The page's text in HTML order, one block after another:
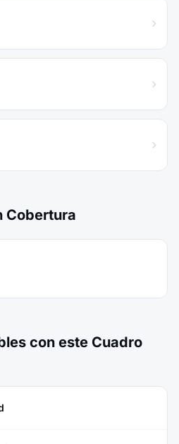
Cobertura
con este Cuadro